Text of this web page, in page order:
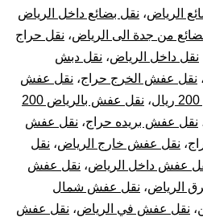
الرياض، نقل بضائع داخل الرياض
من جدة الى الرياض، نقل حراج
نقل داخل الرياض، نقل دبش
، نقل عفش الخرج حراج، نقل عفش
،
نقل عفش بالرياض 200
نقل عفش بريده حراج، نقل عفش
، نقل عفش خارج الرياض، نقل
عفش داخل الرياض، نقل عفش
الرياض، نقل عفش شمال
، نقل عفش في الرياض، نقل عفش